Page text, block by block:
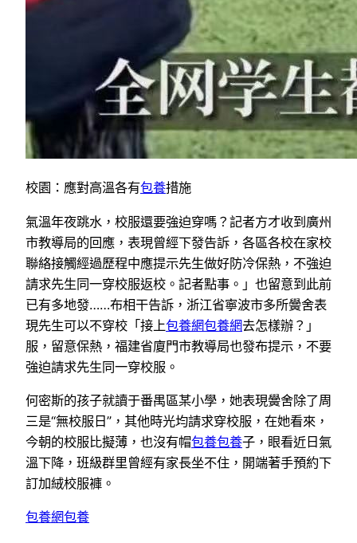
校園：應對高溫各有包養措施
氣溫年夜跳水，校服還要強迫穿嗎？記者方才收到廣州
市教導局的回應，表現曾經下發告訴，各區各校在家校
聯絡接觸經過歷程中應提示先生做好防冷保熱，不強迫
請求先生同一穿校服返校。記者點事。」也留意到此前
已有多地發……布相干告訴，浙江省寧波市多所黌舍表
現先生可以不穿校「接上包養網包養網去怎樣辦？」
服，留意保熱，福建省廈門市教導局也發布提示，不要
強迫請求先生同一穿校服。
何密斯的孩子就讀于番禺區某小學，她表現黌舍除了周
三是“無校服日”，其他時光均請求穿校服，在她看來，
今朝的校服比擬薄，也沒有帽包養包養子，眼看近日氣
溫下降，班級群里曾經有家長坐不住，開端著手預約下
訂加絨校服褲。
包養網包養